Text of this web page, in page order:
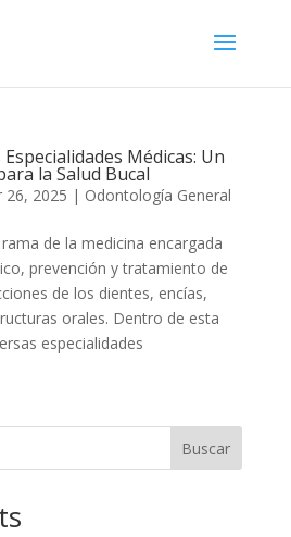
Médicas: Un
la Salud Bucal
26, 2025 | Odontología General
de la medicina encargada
prevención y tratamiento de
de los dientes, encías,
orales. Dentro de esta
especialidades
Buscar